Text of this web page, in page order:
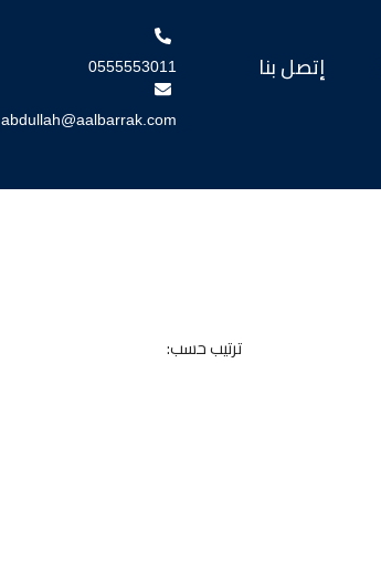
إتصل بنا 0555553011
abdullah@aalbarrak.com
ترتيب حسب: